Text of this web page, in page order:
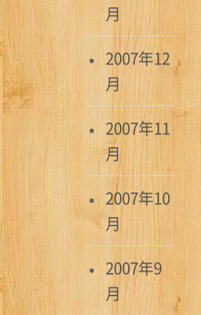
月
2007年12
月
2007年11
月
2007年10
月
2007年9
月